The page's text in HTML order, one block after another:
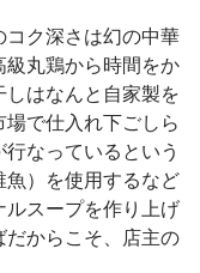
コク深さは幻の中華
級丸鶏から時間をか
はなんと自家製を
で仕入れ下ごしら
なっているという
魚）を使用するなど
ルスープを作り上げ
だからこそ、店主の